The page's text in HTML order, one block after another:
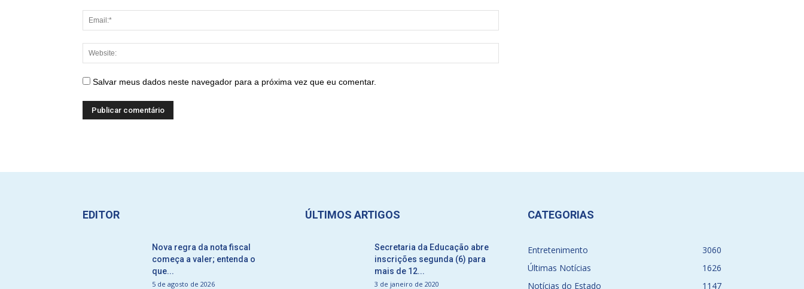
Salvar meus dados neste navegador para a próxima vez que eu comentar.
EDITOR
Nova regra da nota fiscal
começa a valer; entenda o
que...
5 de agosto de 2026
ÚLTIMOS ARTIGOS
Secretaria da Educação abre
inscrições segunda (6) para
mais de 12...
3 de janeiro de 2020
CATEGORIAS
Entretenimento
3060
Últimas Notícias
1626
Notícias do Estado
1147